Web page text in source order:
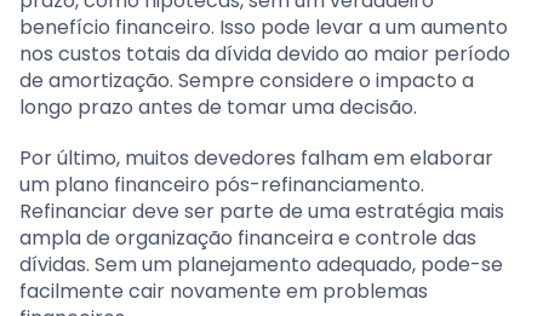
benefício financeiro. Isso pode levar a um aumento
nos custos totais da dívida devido ao maior período
de amortização. Sempre considere o impacto a
longo prazo antes de tomar uma decisão.
Por último, muitos devedores falham em elaborar
um plano financeiro pós-refinanciamento.
Refinanciar deve ser parte de uma estratégia mais
ampla de organização financeira e controle das
dívidas. Sem um planejamento adequado, pode-se
facilmente cair novamente em problemas